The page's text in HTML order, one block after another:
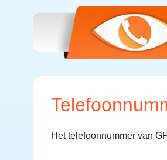
Het telefoonnummer van